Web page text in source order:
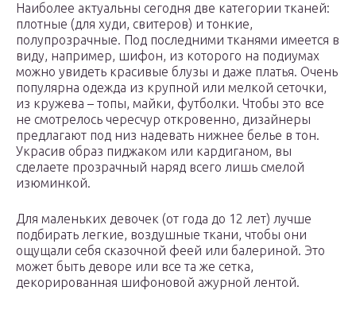
Наиболее актуальны сегодня две категории тканей:
плотные (для худи, свитеров) и тонкие,
полупрозрачные. Под последними тканями имеется в
виду, например, шифон, из которого на подиумах
можно увидеть красивые блузы и даже платья. Очень
популярна одежда из крупной или мелкой сеточки,
из кружева – топы, майки, футболки. Чтобы это все
не смотрелось чересчур откровенно, дизайнеры
предлагают под низ надевать нижнее белье в тон.
Украсив образ пиджаком или кардиганом, вы
сделаете прозрачный наряд всего лишь смелой
изюминкой.
Для маленьких девочек (от года до 12 лет) лучше
подбирать легкие, воздушные ткани, чтобы они
ощущали себя сказочной феей или балериной. Это
может быть деворе или все та же сетка,
декорированная шифоновой ажурной лентой.